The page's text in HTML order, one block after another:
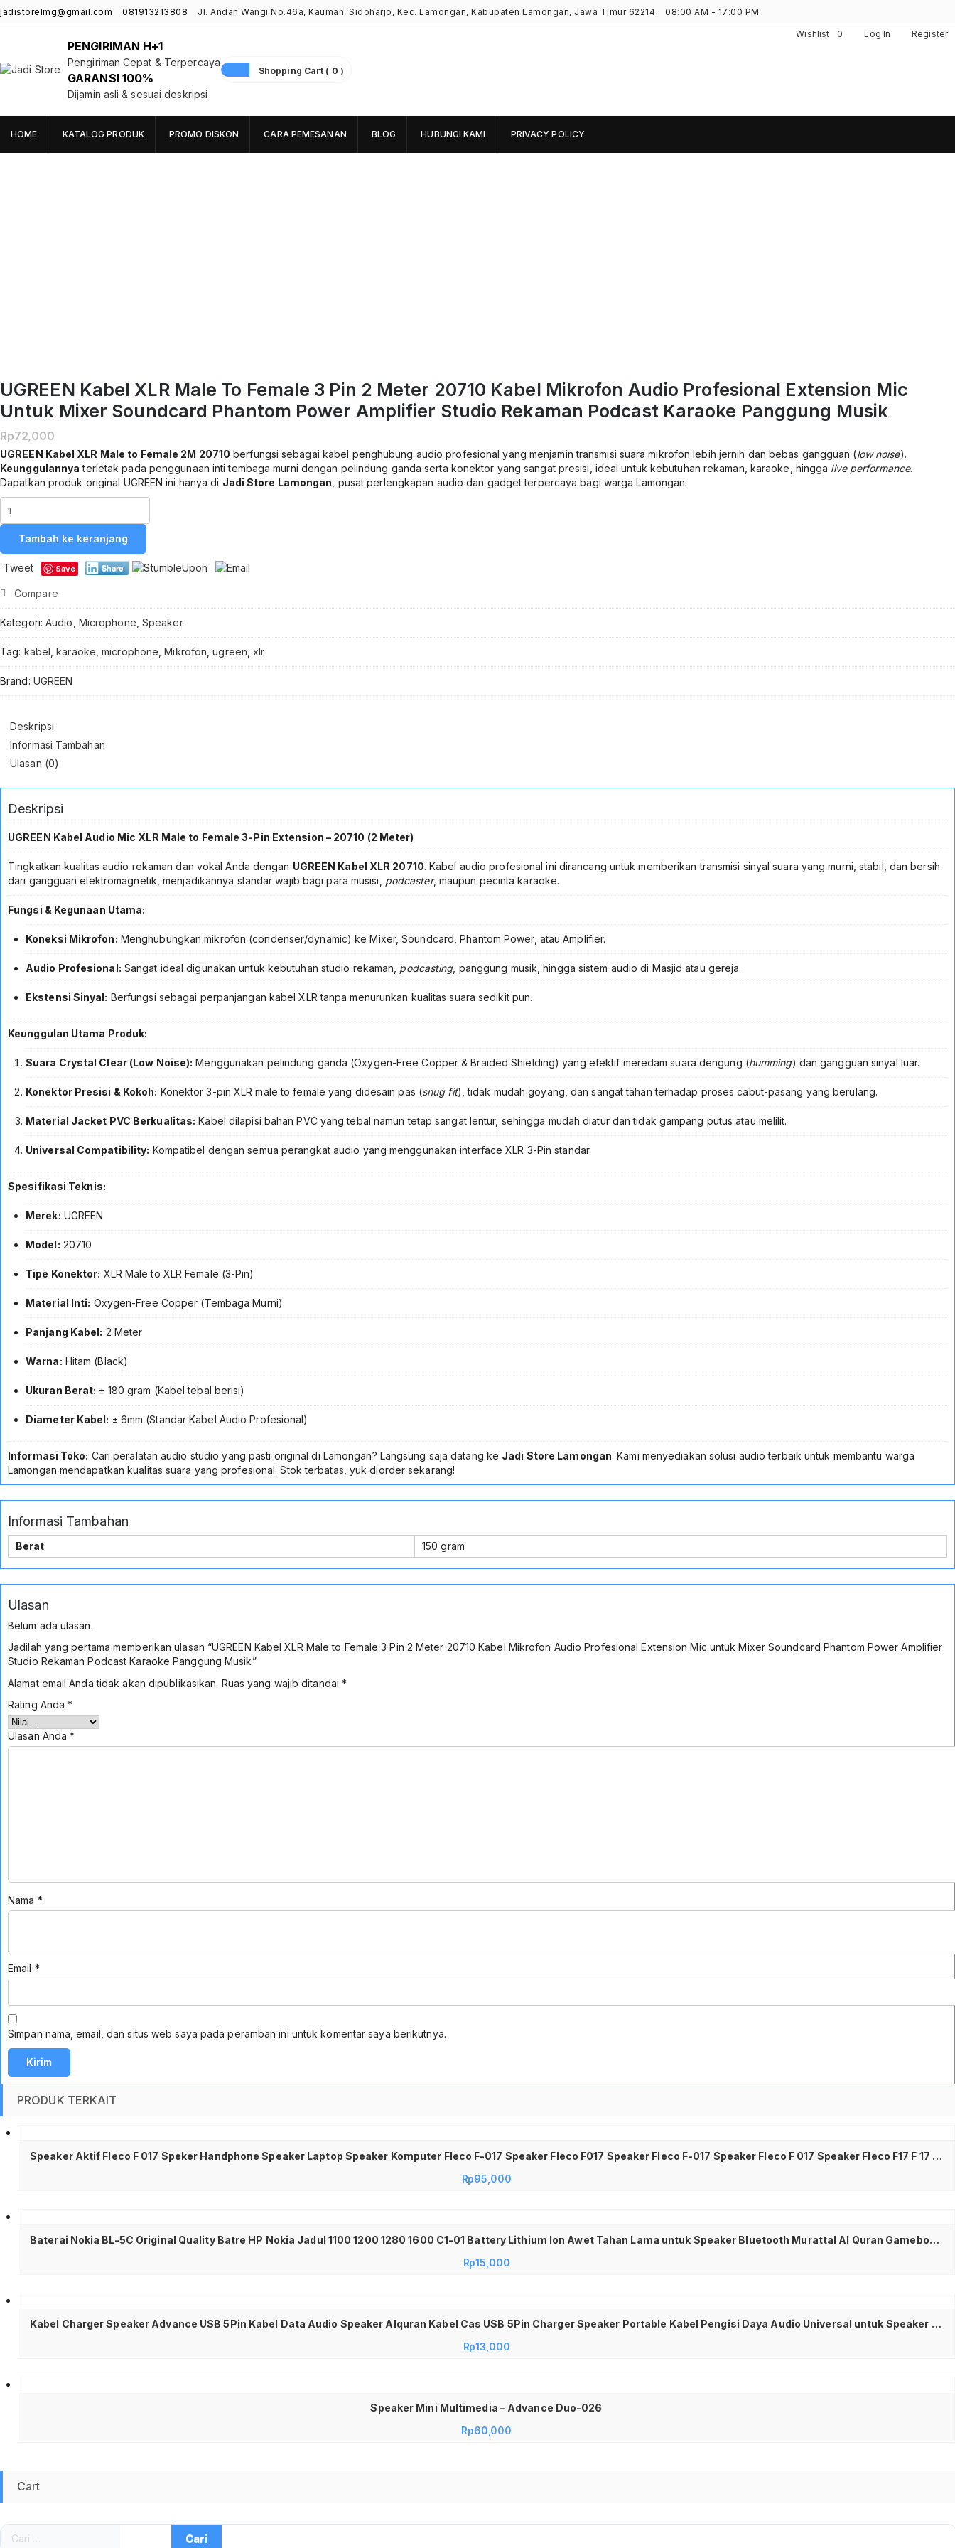
jadistorelmg@gmail.com 081913213808 Jl. Andan Wangi No.46a, Kauman, Sidoharjo, Kec. Lamongan, Kabupaten Lamongan, Jawa Timur 62214 08:00 AM - 17:00 PM
Wishlist 0 Log In Register
Jadi Store
Pusat Aksesoris HP, Komputer & Produk Unik di Lamongan
PENGIRIMAN H+1
Pengiriman Cepat & Terpercaya
GARANSI 100%
Dijamin asli & sesuai deskripsi
Shopping Cart ( 0 )
HOME KATALOG PRODUK PROMO DISKON CARA PEMESANAN BLOG HUBUNGI KAMI PRIVACY POLICY
UGREEN Kabel XLR Male To Female 3 Pin 2 Meter 20710 Kabel Mikrofon Audio Profesional Extension Mic
Untuk Mixer Soundcard Phantom Power Amplifier Studio Rekaman Podcast Karaoke Panggung Musik
Rp72,000
UGREEN Kabel XLR Male to Female 2M 20710 berfungsi sebagai kabel penghubung audio profesional yang menjamin transmisi suara mikrofon lebih jernih dan bebas gangguan (low noise).
Keunggulannya terletak pada penggunaan inti tembaga murni dengan pelindung ganda serta konektor yang sangat presisi, ideal untuk kebutuhan rekaman, karaoke, hingga live performance.
Dapatkan produk original UGREEN ini hanya di Jadi Store Lamongan, pusat perlengkapan audio dan gadget terpercaya bagi warga Lamongan.
UGREEN
Kabel
to
Female
Pin
Meter
20710
Kabel
Mikrofon
Extension
Mic
untuk
Soundcard
Phantom
Power
Amplifier
Studio
Podcast
Karaoke
Musik
Tambah ke keranjang
Tweet Save Share
Compare
Kategori: Audio, Microphone, Speaker
Tag: kabel,karaoke,microphone,Mikrofon,ugreen,xlr
Brand: UGREEN
Deskripsi
Informasi Tambahan
Ulasan (0)
Deskripsi
UGREEN Kabel Audio Mic XLR Male to Female 3-Pin Extension – 20710 (2 Meter)
Tingkatkan kualitas audio rekaman dan vokal Anda dengan UGREEN Kabel XLR 20710. Kabel audio profesional ini dirancang untuk memberikan transmisi sinyal suara yang murni, stabil, dan bersih
dari gangguan elektromagnetik, menjadikannya standar wajib bagi para musisi, podcaster, maupun pecinta karaoke.
Fungsi & Kegunaan Utama:
Koneksi Mikrofon: Menghubungkan mikrofon (condenser/dynamic) ke Mixer, Soundcard, Phantom Power, atau Amplifier.
Audio Profesional: Sangat ideal digunakan untuk kebutuhan studio rekaman, podcasting, panggung musik, hingga sistem audio di Masjid atau gereja.
Ekstensi Sinyal: Berfungsi sebagai perpanjangan kabel XLR tanpa menurunkan kualitas suara sedikit pun.
Keunggulan Utama Produk:
Suara Crystal Clear (Low Noise): Menggunakan pelindung ganda (Oxygen-Free Copper & Braided Shielding) yang efektif meredam suara dengung (humming) dan gangguan sinyal luar.
Konektor Presisi & Kokoh: Konektor 3-pin XLR male to female yang didesain pas (snug fit), tidak mudah goyang, dan sangat tahan terhadap proses cabut-pasang yang berulang.
Material Jacket PVC Berkualitas: Kabel dilapisi bahan PVC yang tebal namun tetap sangat lentur, sehingga mudah diatur dan tidak gampang putus atau melilit.
Universal Compatibility: Kompatibel dengan semua perangkat audio yang menggunakan interface XLR 3-Pin standar.
Spesifikasi Teknis:
Merek: UGREEN
Model: 20710
Tipe Konektor: XLR Male to XLR Female (3-Pin)
Material Inti: Oxygen-Free Copper (Tembaga Murni)
Panjang Kabel: 2 Meter
Warna: Hitam (Black)
Ukuran Berat: ± 180 gram (Kabel tebal berisi)
Diameter Kabel: ± 6mm (Standar Kabel Audio Profesional)
Informasi Toko: Cari peralatan audio studio yang pasti original di Lamongan? Langsung saja datang ke Jadi Store Lamongan. Kami menyediakan solusi audio terbaik untuk membantu warga
Lamongan mendapatkan kualitas suara yang profesional. Stok terbatas, yuk diorder sekarang!
Informasi Tambahan
Berat 150 gram
Ulasan
Belum ada ulasan.
Jadilah yang pertama memberikan ulasan “UGREEN Kabel XLR Male to Female 3 Pin 2 Meter 20710 Kabel Mikrofon Audio Profesional Extension Mic untuk Mixer Soundcard Phantom Power Amplifier
Studio Rekaman Podcast Karaoke Panggung Musik”
Alamat email Anda tidak akan dipublikasikan. Ruas yang wajib ditandai*
Rating Anda*
Ulasan Anda*
Nama *
Email *
Simpan nama, email, dan situs web saya pada peramban ini untuk komentar saya berikutnya.
PRODUK TERKAIT
Speaker Aktif Fleco F 017 Speker Handphone Speaker Laptop Speaker Komputer Fleco F-017 Speaker Fleco F017 Speaker Fleco F-017 Speaker Fleco F 017 Speaker Fleco F17 F 17 F-17
Rp95,000
Baterai Nokia BL-5C Original Quality Batre HP Nokia Jadul 1100 1200 1280 1600 C1-01 Battery Lithium Ion Awet Tahan Lama untuk Speaker Bluetooth Murattal Al Quran Gameboy Supra Rakitan Elektronik Replacement Power Kapasitas Tinggi Aman Kuat
Rp15,000
Kabel Charger Speaker Advance USB 5Pin Kabel Data Audio Speaker Alquran Kabel Cas USB 5Pin Charger Speaker Portable Kabel Pengisi Daya Audio Universal untuk Speaker Portable Alquran
Rp13,000
Speaker Mini Multimedia – Advance Duo-026
Rp60,000
Cart
Cari
untuk: